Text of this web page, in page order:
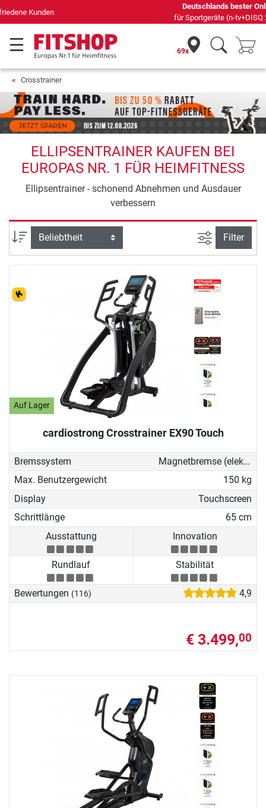
Deutschlands bester Online-Shop
für Sportgeräte (n-tv+DISQ 2016-2024)
69x
Crosstrainer
ELLIPSENTRAINER KAUFEN BEI
EUROPAS NR. 1 FÜR HEIMFITNESS
Ellipsentrainer - schonend Abnehmen und Ausdauer
verbessern
Sortierung Ansicht
Filter
Auf Lager
cardiostrong Crosstrainer EX90 Touch
Bremssystem
Magnetbremse (elektronisch)
Max. Benutzergewicht
150 kg
Display
Touchscreen
Schrittlänge
65 cm
Ausstattung
Innovation
Rundlauf Stabilität
Bewertungen (116) 4,9
€ 3.499,00